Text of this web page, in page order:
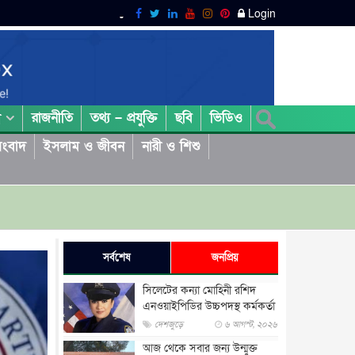
Login
রাজনীতি তথ্য – প্রযুক্তি ছবি
ভিডিও
ইসলাম ও জীবন
নারী ও শিশু
সর্বশেষ জনপ্রিয়
সিলেটের কন্যা মোহিনী রশিদ
এনওয়াইপিডির উচ্চপদস্থ কর্মকর্তা
দেশজুড়ে ৬ আগস্ট, ২০২৬
আজ থেকে সবার জন্য উন্মুক্ত